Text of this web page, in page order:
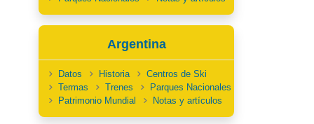
Argentina
Datos Historia
Centros de Ski
Termas
Trenes
Parques Nacionales
Patrimonio Mundial
Notas y artículos